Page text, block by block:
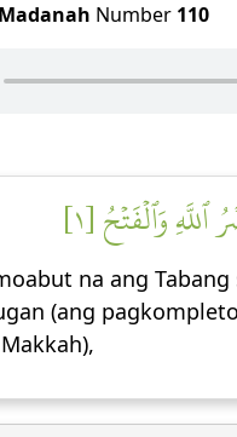
Madanah Number 110
وَٱلۡفَتۡحُ [١]
na ang Tabang
(ang